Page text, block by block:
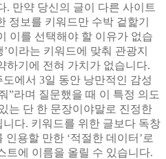
. 만약 당신의 글이 다른 사이트
정보를 키워드만 수박 겉핥기
이를 선택해야 할 이유가 없습
이라는 키워드에 맞춰 관광지
하기에 전혀 가치가 없습니다.
에서 3일 동안 낭만적인 감성
”라며 질문했을 때 이 특정 의도
는 단 한 문장이야말로 진정한
다. 키워드를 위한 글보다 독창
용할 만한 ‘적절한 데이터’로
트에 이름을 올릴 수 있습니다.